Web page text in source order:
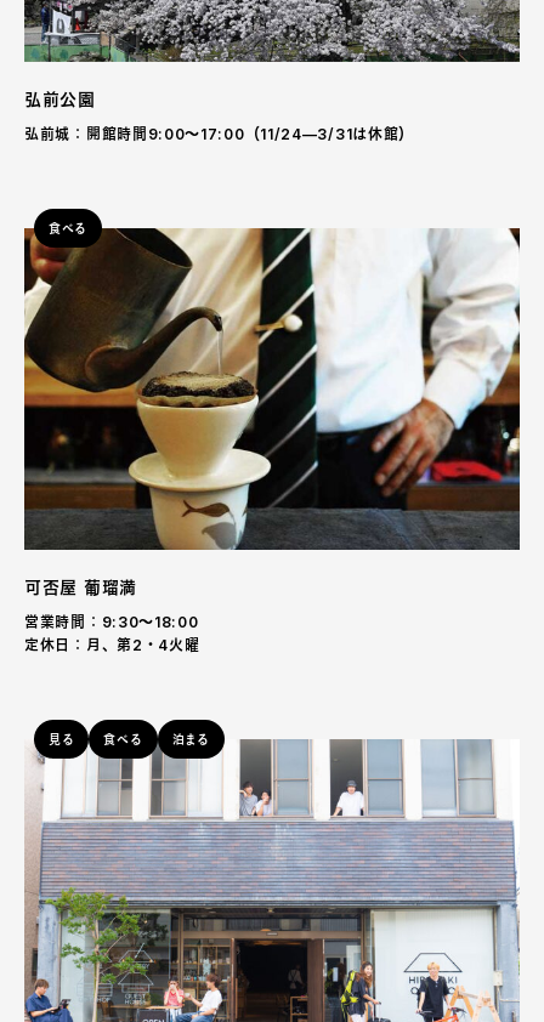
弘前公園
弘前城：開館時間9:00〜17:00（11/24—3/31は休館）
食べる
可否屋 葡瑠満
営業時間：9:30〜18:00
定休日：月、第2・4火曜
見る 食べる 泊まる